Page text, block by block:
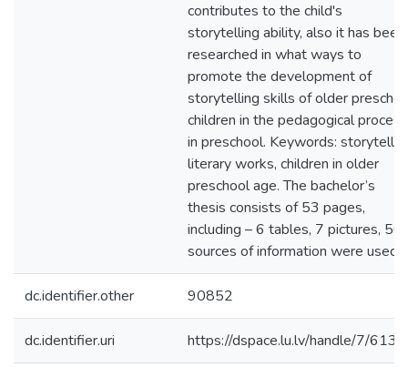
contributes to the child's
storytelling ability, also it has been
researched in what ways to
promote the development of
storytelling skills of older
children in the pedagogical process
in preschool. Keywords:
literary works, children in older
preschool age. The bachelor’s
thesis consists of 53 pages,
including – 6 tables, 7 pictures, 50
sources of information were used.
dc.identifier.other 90852
dc.identifier.uri https://dspace.lu.lv/handle/7/